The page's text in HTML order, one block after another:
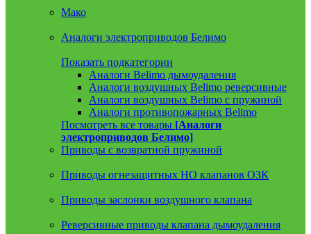
Мако
Аналоги электроприводов Белимо
Показать подкатегории
Аналоги Belimo дымоудаления
Аналоги воздушных Belimo реверсивные
Аналоги воздушных Belimo с пружиной
Аналоги противопожарных Belimo
Посмотреть все товары [Аналоги
электроприводов Белимо]
Приводы с возвратной пружиной
Приводы огнезащитных НО клапанов ОЗК
Приводы заслонки воздушного клапана
Реверсивные приводы клапана дымоудаления